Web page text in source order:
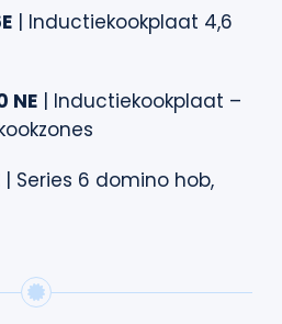
| Inductiekookplaat 4,6
NE | Inductiekookplaat –
| Series 6 domino hob,